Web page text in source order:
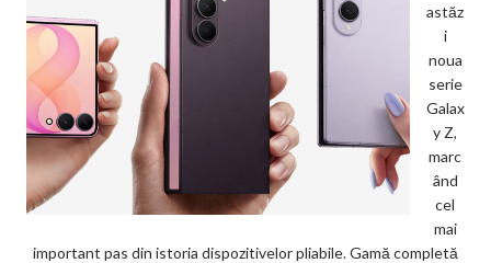
astăz
i
noua
serie
Galax
y Z,
marc
ând
cel
mai
important pas din istoria dispozitivelor pliabile. Gamă completă